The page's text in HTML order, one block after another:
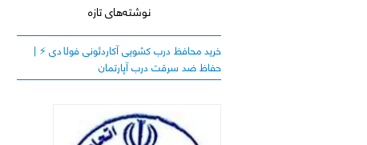
نوشته‌های تازه
خرید محافظ درب کشویی آکاردئونی فولادی ⚡️ |
حفاظ ضد سرقت درب آپارتمان